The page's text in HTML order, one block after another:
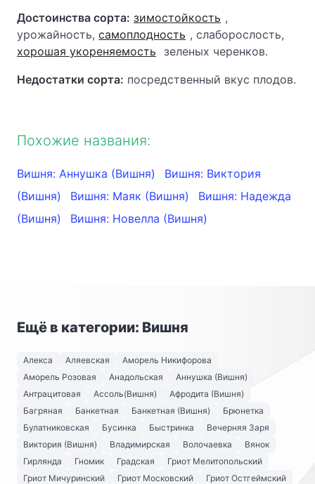
Достоинства сорта: зимостойкость ,
урожайность, самоплодность , слаборослость,
хорошая укореняемость зеленых черенков.
Недостатки сорта: посредственный вкус плодов.
Похожие названия:
Вишня: Аннушка (Вишня)
Вишня: Виктория
(Вишня)
Вишня: Маяк (Вишня)
Вишня: Надежда
(Вишня)
Вишня: Новелла (Вишня)
Ещё в категории: Вишня
Алекса Аляевская
Аморель Никифорова
Аморель Розовая
Анадольская
Аннушка (Вишня)
Антрацитовая
Ассоль(Вишня)
Афродита (Вишня)
Багряная
Банкетная Банкетная (Вишня)
Брюнетка
Булатниковская
Бусинка Быстринка
Вечерняя Заря
Виктория (Вишня)
Владимирская Волочаевка
Вянок
Гирлянда
Гномик Градская
Гриот Мелитопольский
Гриот Мичуринский
Гриот Московский
Гриот Остгеймский